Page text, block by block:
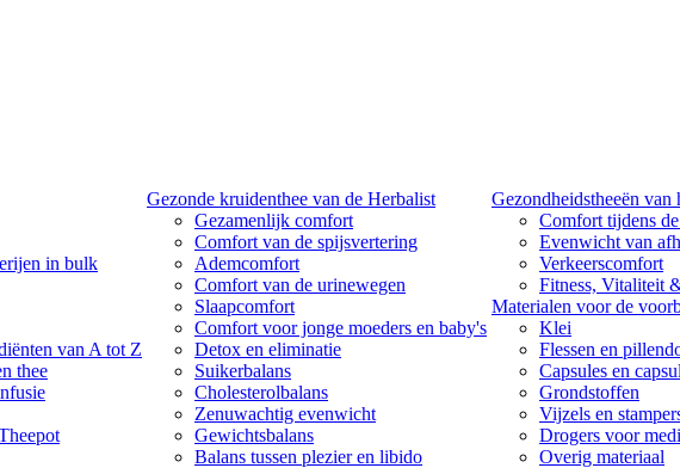
in bulk
van A tot Z
thee
Gezonde kruidenthee van de Herbalist
Gezamenlijk comfort
Comfort van de spijsvertering
Ademcomfort
Comfort van de urinewegen
Slaapcomfort
Comfort voor jonge moeders en baby's
Detox en eliminatie
Suikerbalans
Cholesterolbalans
Zenuwachtig evenwicht
Gewichtsbalans
Balans tussen plezier en libido
Gezondheidstheeën
Comfort tijdens
Evenwicht van
Verkeerscomfort
Fitness, Vitaliteit
Materialen voor de
Klei
Flessen en
Capsules en
Grondstoffen
Vijzels en
Drogers voor
Overig materiaal